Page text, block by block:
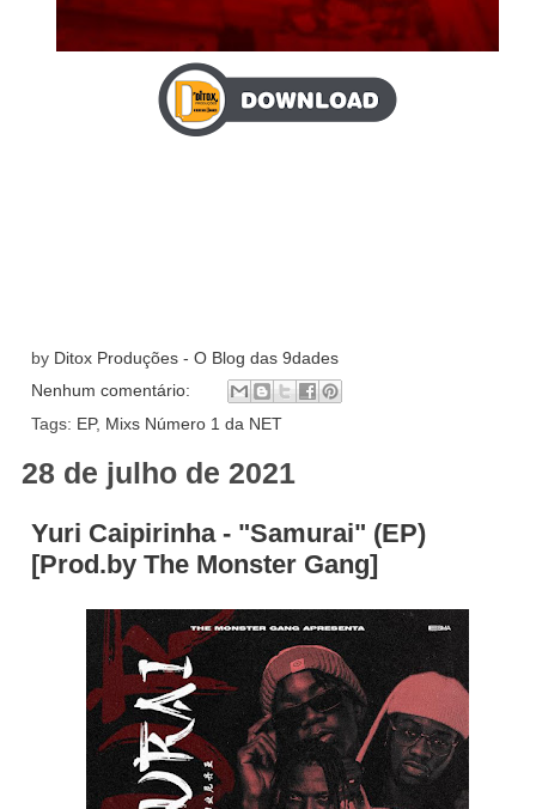
by Ditox Produções - O Blog das 9dades
Nenhum comentário:
Tags: EP, Mixs Número 1 da NET
28 de julho de 2021
Yuri Caipirinha - "Samurai" (EP)
[Prod.by The Monster Gang]